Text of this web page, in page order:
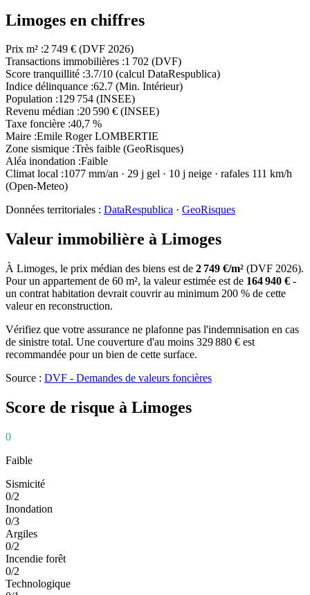
Limoges en chiffres
Prix m² :2 749 € (DVF 2026)
Transactions immobilières :1 702 (DVF)
Score tranquillité :3.7/10 (calcul DataRespublica)
Indice délinquance :62.7 (Min. Intérieur)
Population :129 754 (INSEE)
Revenu médian :20 590 € (INSEE)
Taxe foncière :40,7 %
Maire :Emile Roger LOMBERTIE
Zone sismique :Très faible (GeoRisques)
Aléa inondation :Faible
Climat local :1077 mm/an · 29 j gel · 10 j neige · rafales 111 km/h
(Open-Meteo)
Données territoriales : DataRespublica · GeoRisques
Valeur immobilière à Limoges
À Limoges, le prix médian des biens est de 2 749 €/m² (DVF 2026).
Pour un appartement de 60 m², la valeur estimée est de 164 940 € -
un contrat habitation devrait couvrir au minimum 200 % de cette
valeur en reconstruction.
Vérifiez que votre assurance ne plafonne pas l'indemnisation en cas
de sinistre total. Une couverture d'au moins 329 880 € est
recommandée pour un bien de cette surface.
Source : DVF - Demandes de valeurs foncières
Score de risque à Limoges
0
Faible
Sismicité
0/2
Inondation
0/3
Argiles
0/2
Incendie forêt
0/2
Technologique